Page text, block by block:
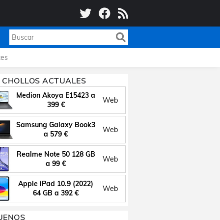
CHOLLOS ACTUALES
Medion Akoya E15423 a
399 €
Web
Samsung Galaxy Book3
a 579 €
Web
Realme Note 50 128 GB
a 99 €
Web
Apple iPad 10.9 (2022)
64 GB a 392 €
Web